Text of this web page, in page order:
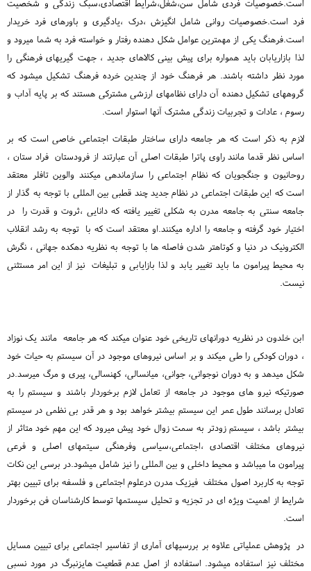
فرد است.خصوصیات روانی شامل انگیزش ،درک ،یادگیری و باورهای فرد خریدار
است.فرهنگ یکی از مهمترین عوامل شکل دهنده رفتار و خواسته فرد به شما میرود و
لذا بازاریابان باید همواره برای پیش بینی کالاهای جدید ، جهت گیریهای فرهنگی را
مورد نظر داشته باشند. هر فرهنگ خود از چندین خرده فرهنگ تشکیل میشود که
گروههای تشکیل دهنده آن دارای نظامهای ارزشی مشترکی هستند که بر پایه آداب و
رسوم ، عادات و تجربیات زندگی مشترک آنها استوار است.
لازم به ذکر است که هر جامعه دارای ساختار طبقات اجتماعی خاصی است که بر
اساس نظر قدما مانند راوی پاترا طبقات اصلی آن عبارتند از فرودستان فراد ستان ،
روحانیون و جنگجویان که نظام اجتماعی را سازماندهی میکنند والوین تافلر معتقد
است که این طبقات اجتماعی در نظام جدید چند قطبی بین المللی با توجه به گذار از
جامعه سنتی به جامعه مدرن به شکلی تغییر یافته که دانایی ،ثروت و قدرت را در
اختیار خود گرفته و جامعه را اداره میکنند.او معتقد است که با توجه به رشد انقلاب
الکترونیک در دنیا و کوتاهتر شدن فاصله ها با توجه به نظریه دهکده جهانی ، نگرش
به محیط پیرامون ما باید تغییر یابد و لذا بازایابی و تبلیغات نیز از این امر مستثنی
نیست.
ابن خلدون در نظریه دورانهای تاریخی خود عنوان میکند که هر جامعه مانند یک نوزاد
، دوران کودکی را طی میکند و بر اساس نیروهای موجود در آن سیستم به حیات خود
شکل میدهد و به دوران نوجوانی، جوانی، میانسالی، کهنسالی، پیری و مرگ میرسد.در
صورتیکه نیرو های موجود در جامعه از تعامل لازم برخوردار باشند و سیستم را به
تعادل برسانند طول عمر این سیستم بیشتر خواهد بود و هر قدر بی نظمی در سیستم
بیشتر باشد ، سیستم زودتر به سمت زوال خود پیش میرود که این مهم خود متاثر از
نیروهای مختلف اقتصادی ،اجتماعی،سیاسی وفرهنگی سیتمهای اصلی و فرعی
پیرامون ما میباشد و محیط داخلی و بین المللی را نیز شامل میشود.در برسی این نکات
توجه به کاربرد اصول مختلف فیزیک مدرن درعلوم اجتماعی و فلسفه برای تبیین بهتر
شرایط از اهمیت ویژه ای در تجزیه و تحلیل سیستمها توسط کارشناسان فن برخوردار
است.
در پژوهش عملیاتی علاوه بر بررسیهای آماری از تفاسیر اجتماعی برای تبیین مسایل
مختلف نیز استفاده میشود. استفاده از اصل عدم قطعیت هایزنبرگ در مورد نسبی